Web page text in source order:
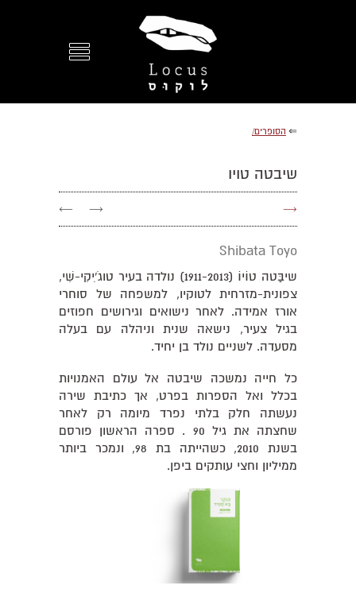
⇐ הסופרים/
שיבטה טויו
→
→
←
Shibata Toyo
שיבַּטה טוֹיוֹ (1911-2013) נולדה בעיר טוגֹ'ִיקִי-שִׁי,
צפונית-מזרחית לטוקיו, למשפחה של סוחרי
אורז אמידה. לאחר נישואים וגירושים חפוזים
בגיל צעיר, נישאה שנית וניהלה עם בעלה
מסעדה. לשניים נולד בן יחיד.
כל חייה נמשכה שיבטה אל עולם האמנויות
בכלל ואל הספרות בפרט, אך כתיבת שירה
נעשתה חלק בלתי נפרד מיומה רק לאחר
שחצתה את גיל 90 . ספרה הראשון פורסם
בשנת 2010, כשהייתה בת 98, ונמכר ביותר
ממיליון וחצי עותקים ביפן.